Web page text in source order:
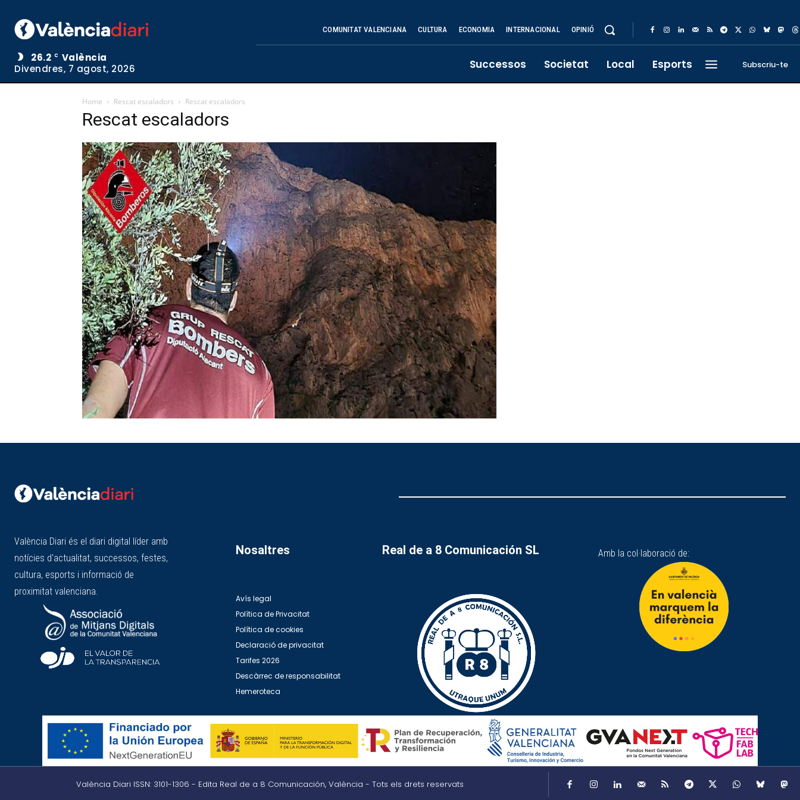
26.2 C
València
Divendres, 7 agost, 2026
COMUNITAT VALENCIANA CULTURA ECONOMIA INTERNACIONAL OPINIÓ
Successos Societat Local Esports Subscriu-te
Home Rescat escaladors Rescat escaladors
Rescat escaladors
València Diari és el diari digital líder amb
notícies d'actualitat, successos, festes,
cultura, esports i informació de
proximitat valenciana.
Nosaltres
Avís legal
Política de Privacitat
Política de cookies
Declaració de privacitat
Tarifes 2026
Descàrrec de responsabilitat
Hemeroteca
Real de a 8 Comunicación SL Amb la col·laboració de:
València Diari ISSN: 3101-1306 - Edita Real de a 8 Comunicación, València - Tots els drets reservats